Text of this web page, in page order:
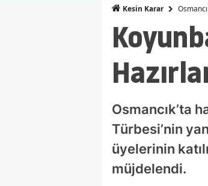
Kesin Karar
Osmancık’ta
Türbesi’nin
üyelerinin
müjdelendi.